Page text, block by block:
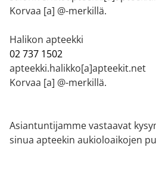
Korvaa [a] @-merkillä.
Halikon apteekki
02 737 1502
apteekki.halikko[a]apteekit.net
Korvaa [a] @-merkillä.
Asiantuntijamme vastaavat
sinua apteekin aukioloaikojen